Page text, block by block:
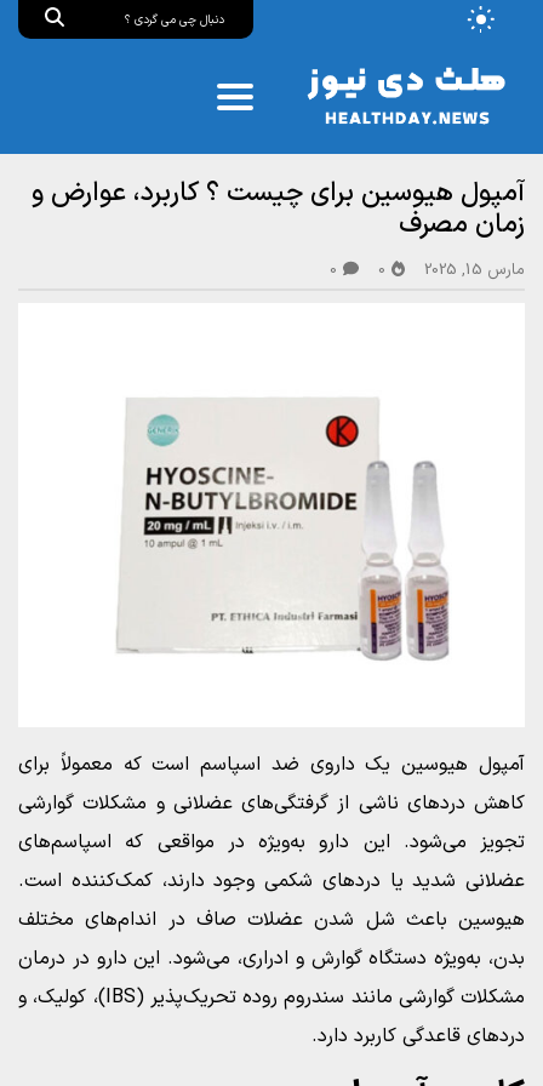
آمپول هیوسین برای چیست ؟ کاربرد، عوارض و
زمان مصرف
مارس 15, 2025 0
0
آمپول هیوسین یک داروی ضد اسپاسم است که معمولاً برای
کاهش دردهای ناشی از گرفتگی‌های عضلانی و مشکلات گوارشی
تجویز می‌شود. این دارو به‌ویژه در مواقعی که اسپاسم‌های
عضلانی شدید یا دردهای شکمی وجود دارند، کمک‌کننده است.
هیوسین باعث شل شدن عضلات صاف در اندام‌های مختلف
بدن، به‌ویژه دستگاه گوارش و ادراری، می‌شود. این دارو در درمان
مشکلات گوارشی مانند سندروم روده تحریک‌پذیر (IBS)، کولیک، و
دردهای قاعدگی کاربرد دارد.